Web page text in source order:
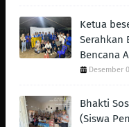
Ketua
Serahkan
Bencana
Desember
Bhakti
(Siswa